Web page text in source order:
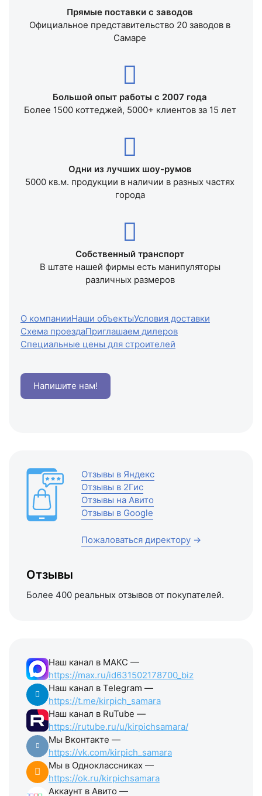
Прямые поставки с заводов
Официальное представительство 20 заводов в
Самаре
Большой опыт работы с 2007 года
Более 1500 коттеджей, 5000+ клиентов за 15 лет
Одни из лучших шоу-румов
5000 кв.м. продукции в наличии в разных частях
города
Собственный транспорт
В штате нашей фирмы есть манипуляторы
различных размеров
О компанииНаши объектыУсловия доставки
Схема проездаПриглашаем дилеров
Специальные цены для строителей
Напишите нам!
Отзывы в Яндекс
Отзывы в 2Гис
Отзывы на Авито
Отзывы в Google
Пожаловаться директору →
Отзывы
Более 400 реальных отзывов от покупателей.
Наш канал в МАКС —
https://max.ru/id631502178700_biz
Наш канал в Telegram —
https://t.me/kirpich_samara
Наш канал в RuTube —
https://rutube.ru/u/kirpichsamara/
Мы Вконтакте —
https://vk.com/kirpich_samara
Мы в Одноклассниках —
https://ok.ru/kirpichsamara
Аккаунт в Авито —